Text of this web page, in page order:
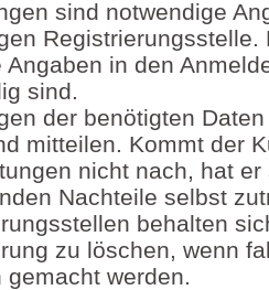
sind notwendige
Registrierungsstelle.
Angaben in den
sind.
der benötigten
mitteilen. Kommt der
nicht nach, hat
Nachteile selbst
behalten
zu löschen, wenn
gemacht werden.